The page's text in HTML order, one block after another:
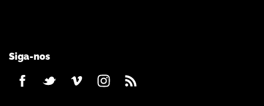
Siga-nos